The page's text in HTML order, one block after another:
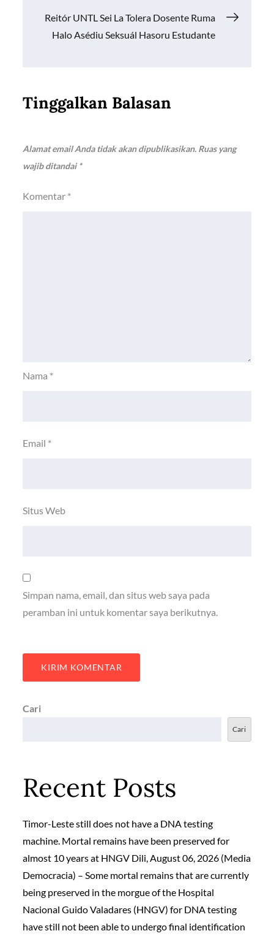
Reitór UNTL Sei La Tolera Dosente Ruma
Halo Asédiu Seksuál Hasoru Estudante
Tinggalkan Balasan
Alamat email Anda tidak akan dipublikasikan. Ruas yang
wajib ditandai*
Komentar *
Nama *
Email *
Situs Web
Simpan nama, email, dan situs web saya pada
peramban ini untuk komentar saya berikutnya.
Cari
Cari
Recent Posts
Timor-Leste still does not have a DNA testing
machine. Mortal remains have been preserved for
almost 10 years at HNGV Dili, August 06, 2026 (Media
Democracia) – Some mortal remains that are currently
being preserved in the morgue of the Hospital
Nacional Guido Valadares (HNGV) for DNA testing
have still not been able to undergo final identification